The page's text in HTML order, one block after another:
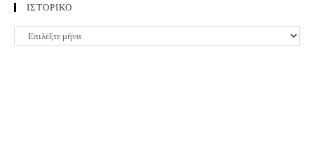
ΙΣΤΟΡΙΚΟ
ΙΣΤΟΡΙΚΟ